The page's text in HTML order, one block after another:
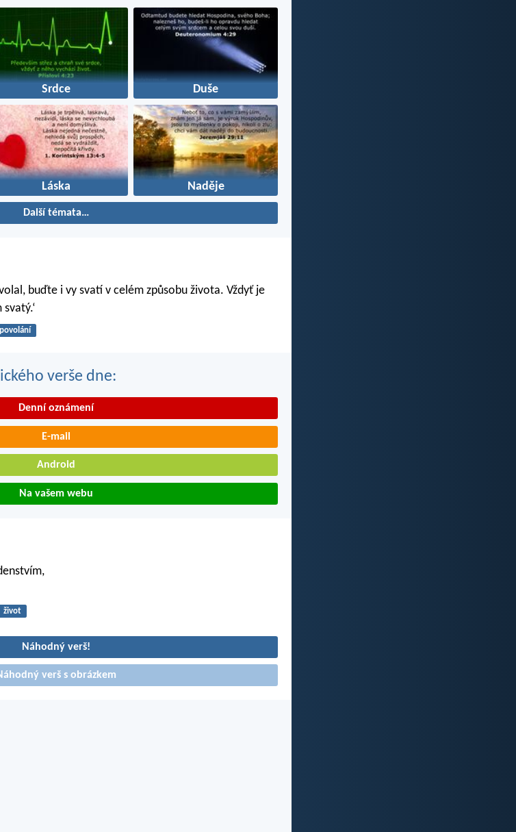
Srdce Duše
Láska Naděje
Další témata…
buďte i vy svatí v celém způsobu života. Vždyť je
povolání
verše dne:
Denní oznámení
E-mail
Android
Na vašem webu
život
Náhodný verš!
verš s obrázkem